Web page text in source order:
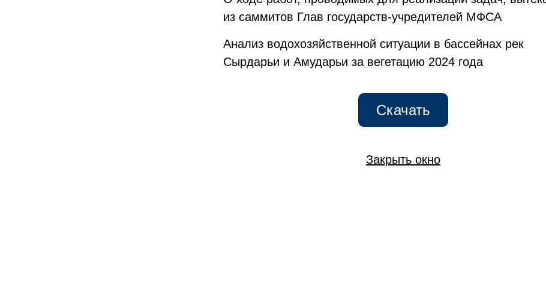
из саммитов Глав государств-учредителей МФСА
Анализ водохозяйственной ситуации в бассейнах рек
Сырдарьи и Амударьи за вегетацию 2024 года
Скачать
Закрыть окно